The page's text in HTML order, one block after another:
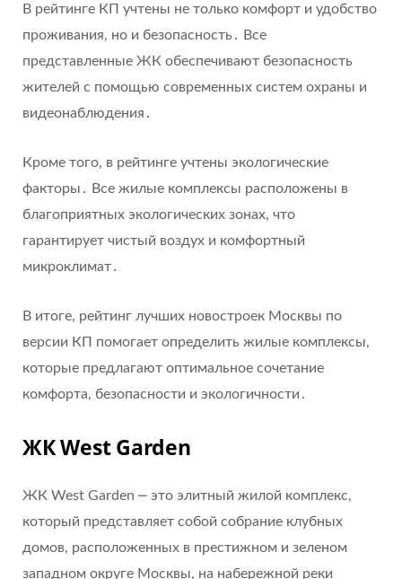
В рейтинге КП учтены не только комфорт и удобство
проживания, но и безопасность․ Все
представленные ЖК обеспечивают безопасность
жителей с помощью современных систем охраны и
видеонаблюдения․
Кроме того, в рейтинге учтены экологические
факторы․ Все жилые комплексы расположены в
благоприятных экологических зонах, что
гарантирует чистый воздух и комфортный
микроклимат․
В итоге, рейтинг лучших новостроек Москвы по
версии КП помогает определить жилые комплексы,
которые предлагают оптимальное сочетание
комфорта, безопасности и экологичности․
ЖК West Garden
ЖК West Garden ⎼ это элитный жилой комплекс,
который представляет собой собрание клубных
домов, расположенных в престижном и зеленом
западном округе Москвы, на набережной реки